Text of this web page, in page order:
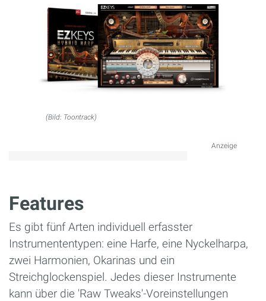
(Bild: Toontrack)
Anzeige
Features
Es gibt fünf Arten individuell erfasster
Instrumententypen: eine Harfe, eine Nyckelharpa,
zwei Harmonien, Okarinas und ein
Streichglockenspiel. Jedes dieser Instrumente
kann über die 'Raw Tweaks'-Voreinstellungen